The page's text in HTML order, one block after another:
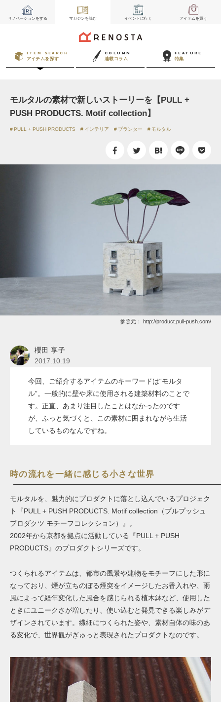
リノベーションをする マガジンを読む イベント に行く アイテムを買う
ITEM SEARCH
アイテムを探す
COLUMN
連載コラム
FEATURE
特集
モルタルの素材で新しいストーリーを【PULL +
PUSH PRODUCTS. Motif collection】
PULL + PUSH PRODUCTS インテリア プランター モルタル
参照元： http://product.pull-push.com/
櫻田 享子
2017.10.19
今回、ご紹介するアイテムのキーワードは“モルタ
ル”。一般的に壁や床に使用される建築材料のことで
す。正直、あまり注目したことはなかったのです
が、ふっと気づくと、この素材に囲まれながら生活
しているものなんですね。
時の流れを一緒に感じる小さな世界
モルタルを、魅力的にプロダクトに落とし込んでいるプロジェク
ト『PULL + PUSH PRODUCTS. Motif collection（プルプッシュ
プロダクツ モチーフコレクション）』。
2002年から京都を拠点に活動している『PULL + PUSH
PRODUCTS』のプロダクトシリーズです。
つくられるアイテムは、都市の風景や建物をモチーフにした形に
なっており、煙が立ちのぼる煙突をイメージしたお香入れや、雨
風によって経年変化した風合を感じられる植木鉢など、使用した
ときにユニークさが増したり、使い込むと発見できる楽しみがデ
ザインされています。繊細につくられた姿や、素材自体の味のあ
る変化で、世界観がぎゅっと表現されたプロダクトなのです。